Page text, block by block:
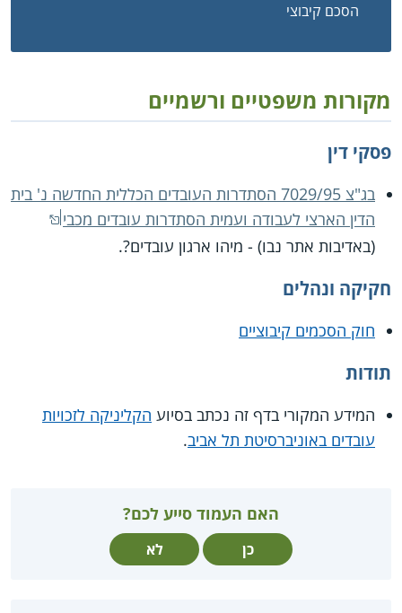
הסכם קיבוצי
מקורות משפטיים ורשמיים
פסקי דין
בג"צ 7029/95 הסתדרות העובדים הכללית החדשה נ' בית
הדין הארצי לעבודה ועמית הסתדרות עובדים מכבי
(באדיבות אתר נבו) - מיהו ארגון עובדים?.
חקיקה ונהלים
חוק הסכמים קיבוציים
תודות
המידע המקורי בדף זה נכתב בסיוע הקליניקה לזכויות
עובדים באוניברסיטת תל אביב.
האם העמוד סייע לכם?
כן לא